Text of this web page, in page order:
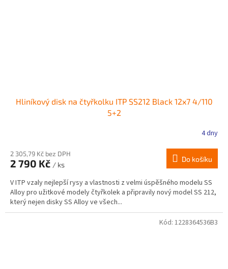
Hliníkový disk na čtyřkolku ITP SS212 Black 12x7 4/110
5+2
4 dny
2 305,79 Kč bez DPH
2 790 Kč / ks
Do košíku
V ITP vzaly nejlepší rysy a vlastnosti z velmi úspěšného modelu SS
Alloy pro užitkové modely čtyřkolek a připravily nový model SS 212,
který nejen disky SS Alloy ve všech...
Kód: 1228364536B3